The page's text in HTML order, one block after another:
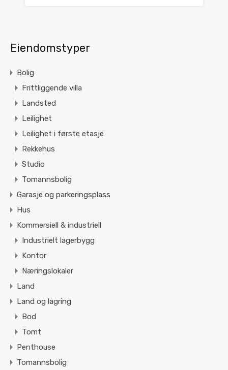
Eiendomstyper
Bolig
Frittliggende villa
Landsted
Leilighet
Leilighet i første etasje
Rekkehus
Studio
Tomannsbolig
Garasje og parkeringsplass
Hus
Kommersiell & industriell
Industrielt lagerbygg
Kontor
Næringslokaler
Land
Land og lagring
Bod
Tomt
Penthouse
Tomannsbolig